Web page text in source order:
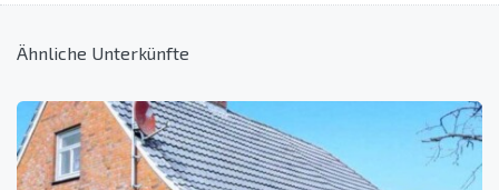
Ähnliche Unterkünfte